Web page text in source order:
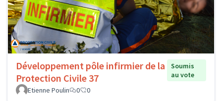
Développement pôle infirmier de la
Protection Civile 37
Soumis
au vote
Etienne Poulin
0 0